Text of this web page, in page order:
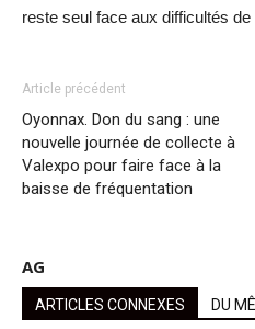
reste seul face aux difficultés de
Article précédent
Oyonnax. Don du sang : une
nouvelle journée de collecte à
Valexpo pour faire face à la
baisse de fréquentation
AG
ARTICLES CONNEXES DU